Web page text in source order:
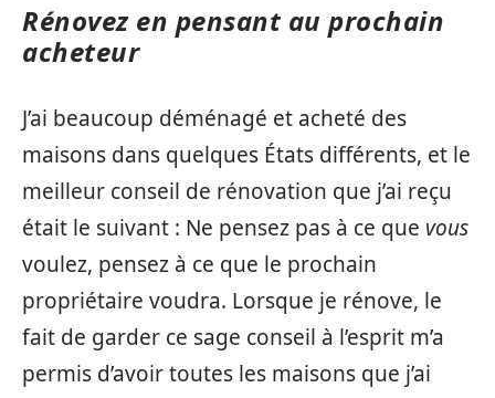
Rénovez en pensant au prochain
acheteur
J’ai beaucoup déménagé et acheté des
maisons dans quelques États différents, et le
meilleur conseil de rénovation que j’ai reçu
était le suivant : Ne pensez pas à ce que vous
voulez, pensez à ce que le prochain
propriétaire voudra. Lorsque je rénove, le
fait de garder ce sage conseil à l’esprit m’a
permis d’avoir toutes les maisons que j’ai